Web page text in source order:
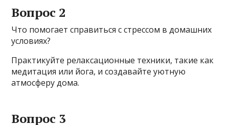
Вопрос 2
Что помогает справиться с стрессом в домашних
условиях?
Практикуйте релаксационные техники, такие как
медитация или йога, и создавайте уютную
атмосферу дома.
Вопрос 3